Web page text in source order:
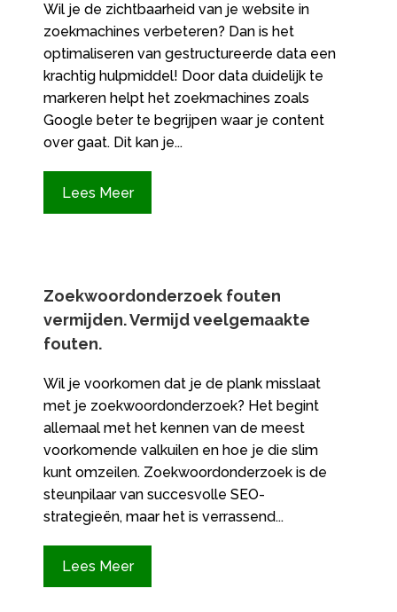
Wil je de zichtbaarheid van je website in
zoekmachines verbeteren? Dan is het
optimaliseren van gestructureerde data een
krachtig hulpmiddel! Door data duidelijk te
markeren helpt het zoekmachines zoals
Google beter te begrijpen waar je content
over gaat.​ Dit kan je...
Lees Meer
Zoekwoordonderzoek fouten
vermijden.​ Vermijd veelgemaakte
fouten.​
Wil je voorkomen dat je de plank misslaat
met je zoekwoordonderzoek? Het begint
allemaal met het kennen van de meest
voorkomende valkuilen en hoe je die slim
kunt omzeilen.​ Zoekwoordonderzoek is de
steunpilaar van succesvolle SEO-
strategieën, maar het is verrassend...
Lees Meer